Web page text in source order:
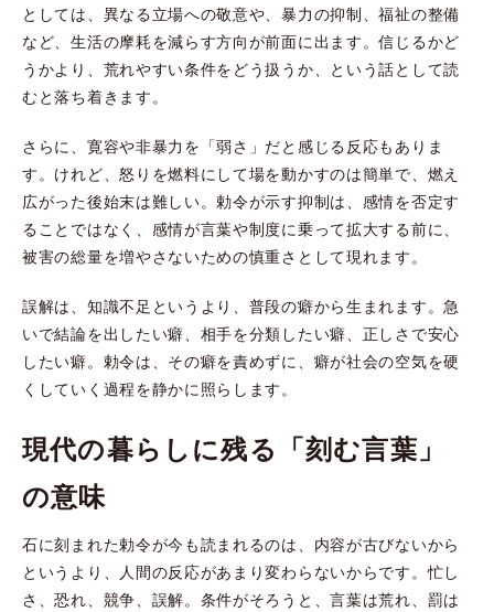
としては、異なる立場への敬意や、暴力の抑制、福祉の整備
など、生活の摩耗を減らす方向が前面に出ます。信じるかど
うかより、荒れやすい条件をどう扱うか、という話として読
むと落ち着きます。
さらに、寛容や非暴力を「弱さ」だと感じる反応もありま
す。けれど、怒りを燃料にして場を動かすのは簡単で、燃え
広がった後始末は難しい。勅令が示す抑制は、感情を否定す
ることではなく、感情が言葉や制度に乗って拡大する前に、
被害の総量を増やさないための慎重さとして現れます。
誤解は、知識不足というより、普段の癖から生まれます。急
いで結論を出したい癖、相手を分類したい癖、正しさで安心
したい癖。勅令は、その癖を責めずに、癖が社会の空気を硬
くしていく過程を静かに照らします。
現代の暮らしに残る「刻む言葉」
の意味
石に刻まれた勅令が今も読まれるのは、内容が古びないから
というより、人間の反応があまり変わらないからです。忙し
さ、恐れ、競争、誤解。条件がそろうと、言葉は荒れ、罰は